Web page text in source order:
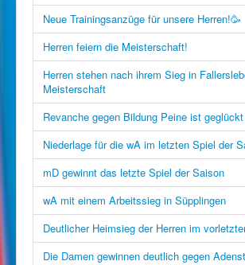
Neue Trainingsanzüge für unsere Herren!🥳
Herren feiern die Meisterschaft!
Herren stehen nach ihrem Sieg in
Meisterschaft
Revanche gegen Bildung Peine ist geglückt
Niederlage für die wA im letzten Spiel der
mD gewinnt das letzte Spiel der Saison
wA mit einem Arbeitssieg in Süpplingen
Deutlicher Heimsieg der Herren im
Die Damen gewinnen deutlich gegen